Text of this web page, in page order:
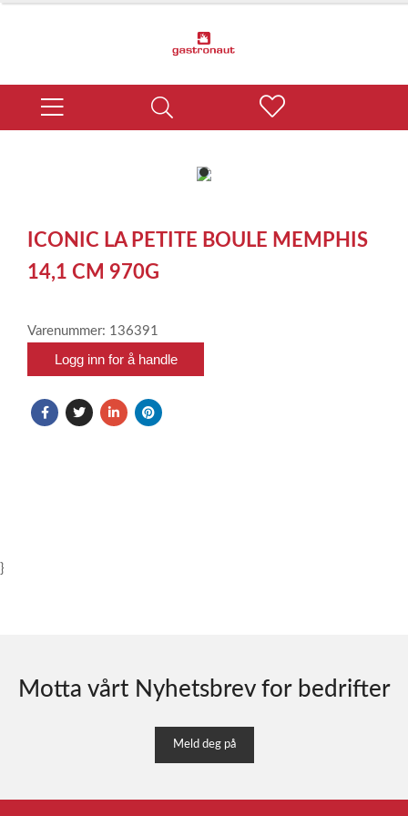
item
of
1
ICONIC LA PETITE BOULE MEMPHIS
14,1 CM 970G
Varenummer: 136391
Logg inn for å handle
}
Motta vårt Nyhetsbrev for bedrifter
Meld deg på